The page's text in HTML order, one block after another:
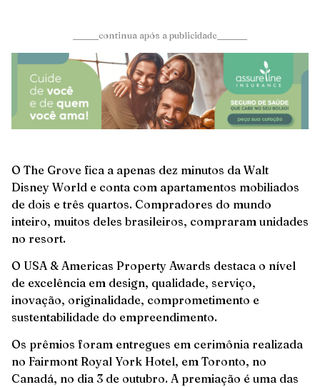
______continua após a publicidade_______
O The Grove fica a apenas dez minutos da Walt
Disney World e conta com apartamentos mobiliados
de dois e três quartos. Compradores do mundo
inteiro, muitos deles brasileiros, compraram unidades
no resort.
O USA & Americas Property Awards destaca o nível
de excelência em design, qualidade, serviço,
inovação, originalidade, comprometimento e
sustentabilidade do empreendimento.
Os prêmios foram entregues em cerimônia realizada
no Fairmont Royal York Hotel, em Toronto, no
Canadá, no dia 3 de outubro. A premiação é uma das